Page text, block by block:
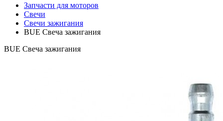
Запчасти для моторов
Свечи
Свечи зажигания
BUE Свеча зажигания
BUE Свеча зажигания